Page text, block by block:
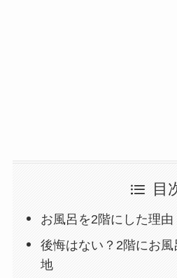
目
お風呂を2階にした理由
後悔はない？2階にお
地